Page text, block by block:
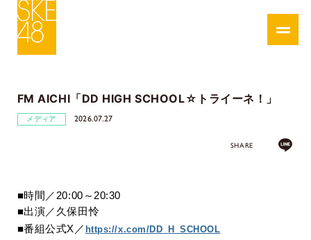
FM AICHI「DD HIGH SCHOOL☆トライーネ！」
メディア 2026.07.27
SHARE
■時間／ 20:00 ～ 20:30
■出演／久保田怜
■番組公式X／ https://x.com/DD_H_SCHOOL